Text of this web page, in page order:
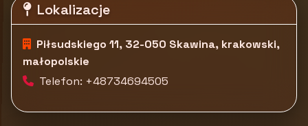
Lokalizacje
Piłsudskiego 11, 32-050 Skawina, krakowski,
małopolskie
Telefon: +48734694505